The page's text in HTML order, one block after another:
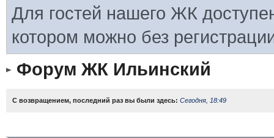
Для гостей нашего ЖК
котором можно без
Форум ЖК Ильинский
С возвращением, последний раз вы были здесь: Сегодня, 18:49